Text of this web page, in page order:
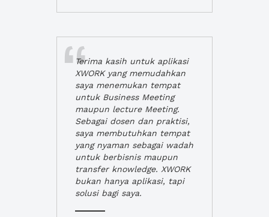
Terima kasih untuk aplikasi
XWORK yang memudahkan
saya menemukan tempat
untuk Business Meeting
maupun lecture Meeting.
Sebagai dosen dan praktisi,
saya membutuhkan tempat
yang nyaman sebagai wadah
untuk berbisnis maupun
transfer knowledge. XWORK
bukan hanya aplikasi, tapi
solusi bagi saya.